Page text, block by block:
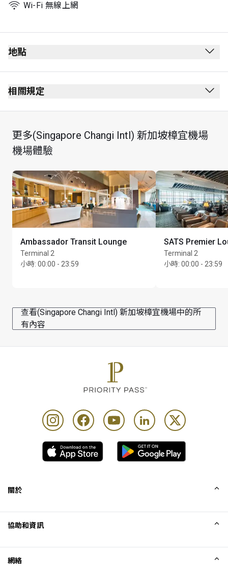
Wi-Fi 無線上網
地點
離境候機室
通過安全檢查後
乘搭 MCM 手袋店對面的自動扶手電梯往上一層。位於
左側，在 Straits Food Village 和 McDonald’s 對面。
相關規定
禁止吸煙（包括電子煙）
無穿著要求
所有兒童必須由成人陪同
分鐘的快速頭部/背部舒緩按摩服務（價值
SGD$55.23）。護理即等同到訪貴賓室 1 次，並會扣除
持卡者的貴賓室使用次數（如適用）。例如：如果持卡
者登記 1 位同行賓客，他們將從持卡者的帳戶扣減 1 次
持卡者到訪和 1 次同行賓客到訪。每位持卡者每次到訪
為了符合資格，持卡者必須在獲享護理前出示有效的會
員卡和旅遊當天有效的登機證
Natureland 服務提供視供應情況而定。請注意，水療中
心的顧客人數有時可能會超過容納人數，水療中心有權
自行決定是否讓顧客進入
Priority Pass and its Affiliates Companies shall not be
liable should the offer value be less than Customers
lounge visit entitlement. Customers who pay for lounge
and visits are advised to review programme Conditions
每位持卡者最多可攜同 Unlimited 位賓客
更多(Singapore Changi Intl) 新加坡樟宜機場
機場體驗
Ambassador Transit Lounge
Terminal 2
小時: 00:00 - 23:59
SATS Premier
Terminal 2
小時: 00:00 - 23:59
查看(Singapore Changi Intl) 新加坡樟宜機場中的所
有內容
關於
協助和資訊
網絡